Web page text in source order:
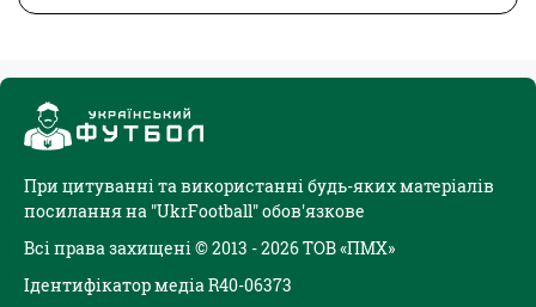
При цитуванні та використанні будь-яких матеріалів
посилання на "UkrFootball" обов'язкове
Всі права захищені © 2013 - 2026 ТОВ «ПМХ»
Ідентифікатор медіа R40-06373